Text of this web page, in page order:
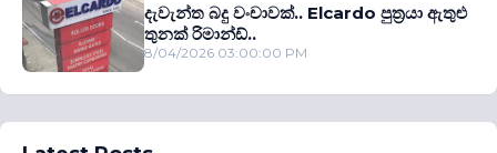
දැවැන්ත බදු වංචාවක්.. Elcardo පුත‍්‍රයා ඇතුළු
තුනක් රිමාන්ඩ්..
8/04/2026 03:00:00 PM